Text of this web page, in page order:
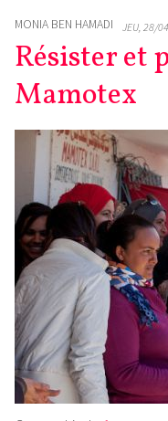
MONIA BEN HAMADI JEU, 28/
Résister et
Mamotex